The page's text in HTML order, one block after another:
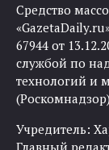
Средство
67944 от
службой по
технологий и
Учредитель:
Главный